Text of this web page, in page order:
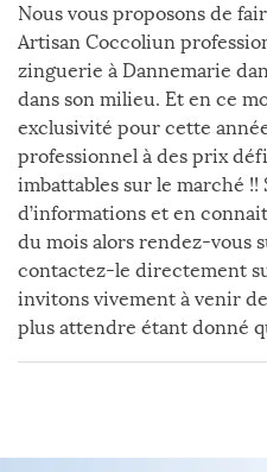
Nous vous proposons de
Artisan Coccoliun
zinguerie à Dannemarie
dans son milieu. Et en ce
exclusivité pour cette
professionnel à des prix
imbattables sur le marché
d’informations et en
du mois alors rendez-vous
contactez-le directement
invitons vivement à venir
plus attendre étant donné